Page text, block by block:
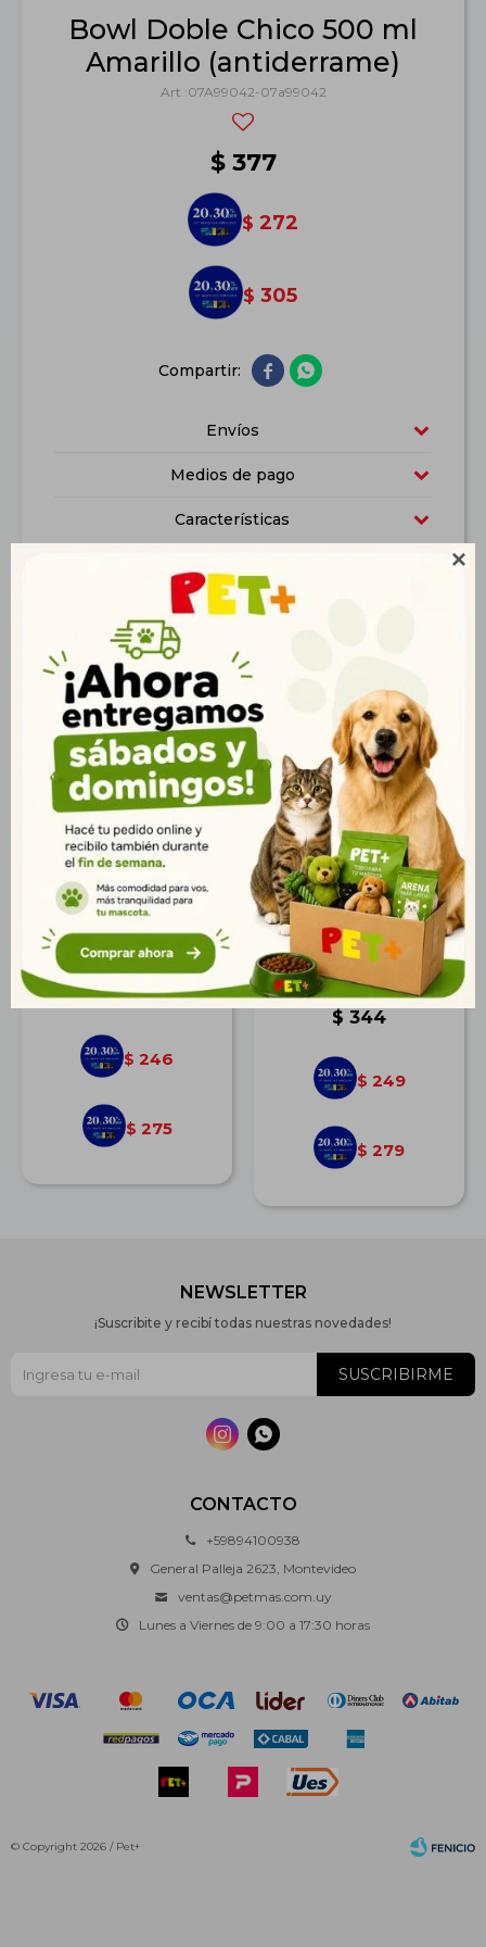

Bowl Doble Chico 500 ml
Amarillo (antiderrame)
07A99042-07a99042
$ 377
$ 272
$ 305
 
Envíos
Medios de pago
Características
Productos que te pueden interesar
Dispensador de Comida
Automatico 3.8 L
$ 340
$ 246
$ 275
Comedero y Bebedero
con Dispensador de
Agua
$ 344
$ 249
$ 279
CONTACTO
+59894100938
General Palleja 2623, Montevideo
ventas@petmas.com.uy
Lunes a Viernes de 9:00 a 17:30 horas
NEWSLETTER
¡Suscribite y recibí todas nuestras novedades!
SUSCRIBIRME
 
© Copyright 2026 / Pet+